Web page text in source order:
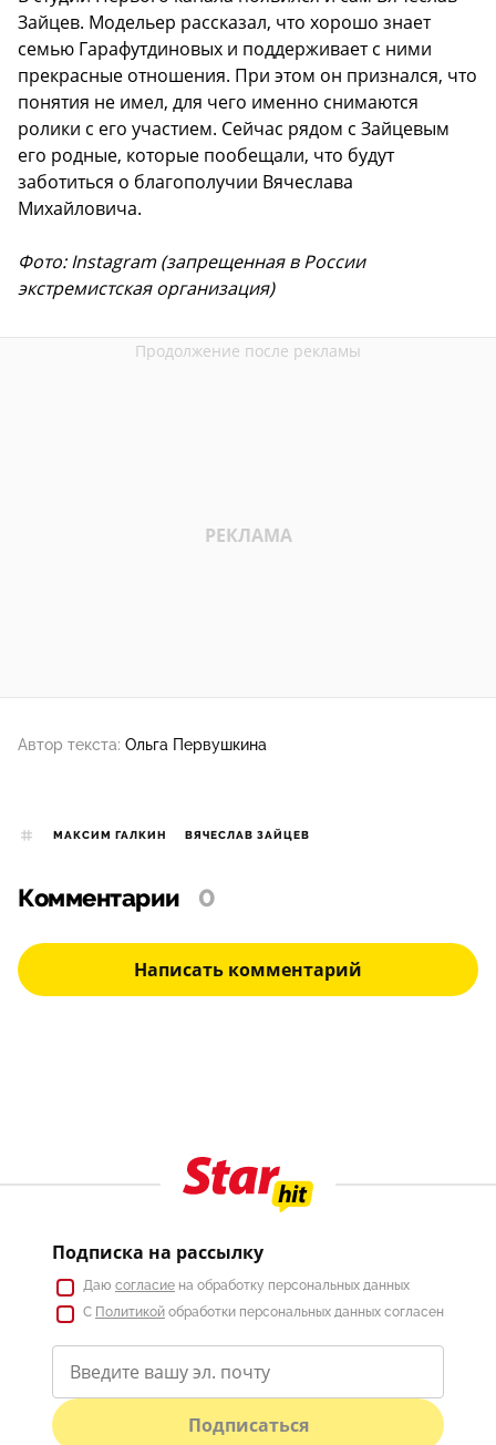
Зайцев. Модельер рассказал, что хорошо знает
семью Гарафутдиновых и поддерживает с ними
прекрасные отношения. При этом он признался, что
понятия не имел, для чего именно снимаются
ролики с его участием. Сейчас рядом с Зайцевым
его родные, которые пообещали, что будут
заботиться о благополучии Вячеслава
Михайловича.
Фото:Instagram (запрещенная в России
экстремистская организация)
Автор текста: Ольга Первушкина
МАКСИМ ГАЛКИН ВЯЧЕСЛАВ ЗАЙЦЕВ
Комментарии 0
Написать комментарий
Подписка на рассылку
Даю согласие на обработку персональных данных
С Политикой обработки персональных данных согласен
Подписаться